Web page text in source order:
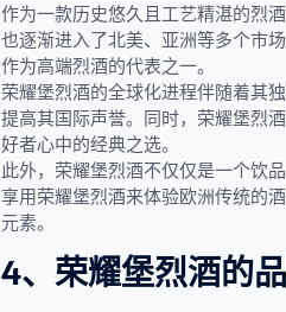
作为一款历史悠久且工艺精湛的烈
也逐渐进入了北美、亚洲等多个市
作为高端烈酒的代表之一。
荣耀堡烈酒的全球化进程伴随着其
提高其国际声誉。同时，荣耀堡烈
好者心中的经典之选。
此外，荣耀堡烈酒不仅仅是一个饮
享用荣耀堡烈酒来体验欧洲传统的
元素。
4、荣耀堡烈酒的